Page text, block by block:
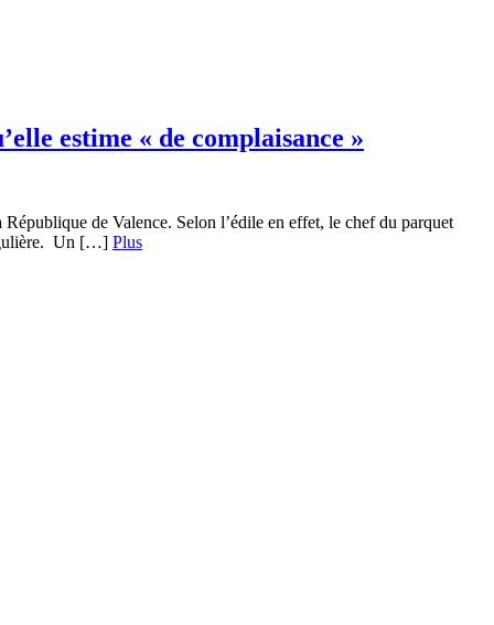
estime « de complaisance »
de Valence. Selon l’édile en effet, le chef du parquet
Un […] Plus